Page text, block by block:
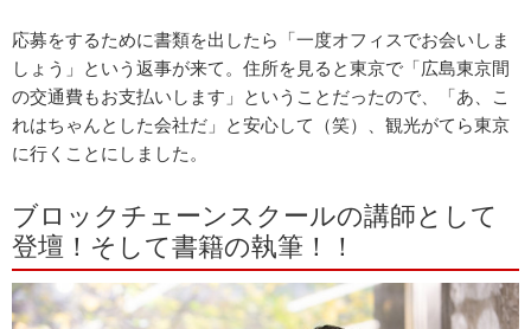
応募をするために書類を出したら「一度オフィスでお会いしま
しょう」という返事が来て。住所を見ると東京で「広島東京間
の交通費もお支払いします」ということだったので、「あ、こ
れはちゃんとした会社だ」と安心して（笑）、観光がてら東京
に行くことにしました。
ブロックチェーンスクールの講師として
登壇！そして書籍の執筆！！